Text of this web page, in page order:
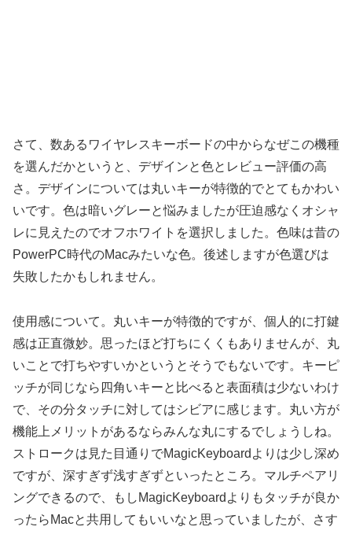
さて、数あるワイヤレスキーボードの中からなぜこの機種
を選んだかというと、デザインと色とレビュー評価の高
さ。デザインについては丸いキーが特徴的でとてもかわい
いです。色は暗いグレーと悩みましたが圧迫感なくオシャ
レに見えたのでオフホワイトを選択しました。色味は昔の
PowerPC時代のMacみたいな色。後述しますが色選びは
失敗したかもしれません。
使用感について。丸いキーが特徴的ですが、個人的に打鍵
感は正直微妙。思ったほど打ちにくくもありませんが、丸
いことで打ちやすいかというとそうでもないです。キーピ
ッチが同じなら四角いキーと比べると表面積は少ないわけ
で、その分タッチに対してはシビアに感じます。丸い方が
機能上メリットがあるならみんな丸にするでしょうしね。
ストロークは見た目通りでMagicKeyboardよりは少し深め
ですが、深すぎず浅すぎずといったところ。マルチペアリ
ングできるので、もしMagicKeyboardよりもタッチが良か
ったらMacと共用してもいいなと思っていましたが、さす